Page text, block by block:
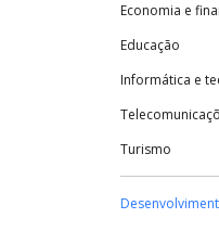
Economia e
Educação
Informática e
Turismo